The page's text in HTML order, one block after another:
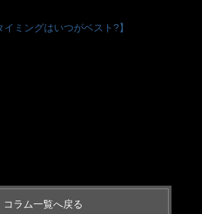
イミングはいつがベスト?】
コラム一覧へ戻る